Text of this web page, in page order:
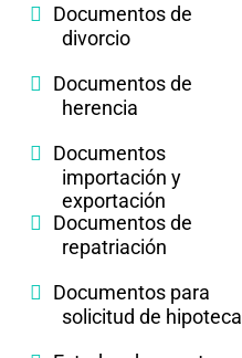
Documentos de
divorcio
Documentos de
herencia
Documentos
importación y
exportación
Documentos de
repatriación
Documentos para
solicitud de hipoteca